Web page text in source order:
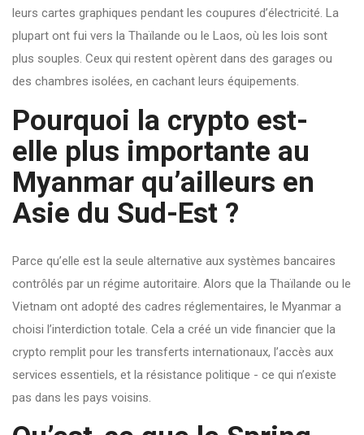
leurs cartes graphiques pendant les coupures d’électricité. La
plupart ont fui vers la Thaïlande ou le Laos, où les lois sont
plus souples. Ceux qui restent opèrent dans des garages ou
des chambres isolées, en cachant leurs équipements.
Pourquoi la crypto est-
elle plus importante au
Myanmar qu’ailleurs en
Asie du Sud-Est ?
Parce qu’elle est la seule alternative aux systèmes bancaires
contrôlés par un régime autoritaire. Alors que la Thaïlande ou le
Vietnam ont adopté des cadres réglementaires, le Myanmar a
choisi l’interdiction totale. Cela a créé un vide financier que la
crypto remplit pour les transferts internationaux, l’accès aux
services essentiels, et la résistance politique - ce qui n’existe
pas dans les pays voisins.